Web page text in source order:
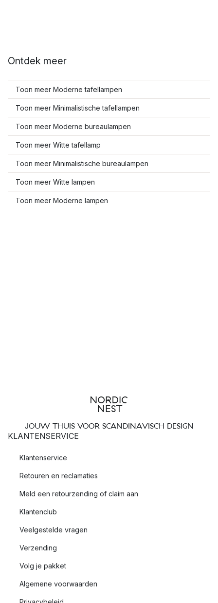
Ontdek meer
Toon meer Moderne tafellampen
Toon meer Minimalistische tafellampen
Toon meer Moderne bureaulampen
Toon meer Witte tafellamp
Toon meer Minimalistische bureaulampen
Toon meer Witte lampen
Toon meer Moderne lampen
JOUW THUIS VOOR SCANDINAVISCH DESIGN
KLANTENSERVICE
Klantenservice
Retouren en reclamaties
Meld een retourzending of claim aan
Klantenclub
Veelgestelde vragen
Verzending
Volg je pakket
Algemene voorwaarden